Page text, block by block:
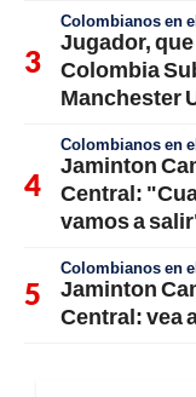
Colombianos en
Jugador,
Colombia
Manchester
Colombianos en
Jaminton
Central:
vamos a
Colombianos en
Jaminton
Central: vea